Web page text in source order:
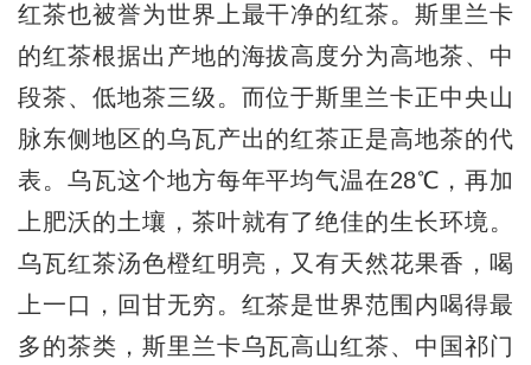
红茶也被誉为世界上最干净的红茶。斯里兰卡
的红茶根据出产地的海拔高度分为高地茶、中
段茶、低地茶三级。而位于斯里兰卡正中央山
脉东侧地区的乌瓦产出的红茶正是高地茶的代
表。乌瓦这个地方每年平均气温在28℃，再加
上肥沃的土壤，茶叶就有了绝佳的生长环境。
乌瓦红茶汤色橙红明亮，又有天然花果香，喝
上一口，回甘无穷。红茶是世界范围内喝得最
多的茶类，斯里兰卡乌瓦高山红茶、中国祁门